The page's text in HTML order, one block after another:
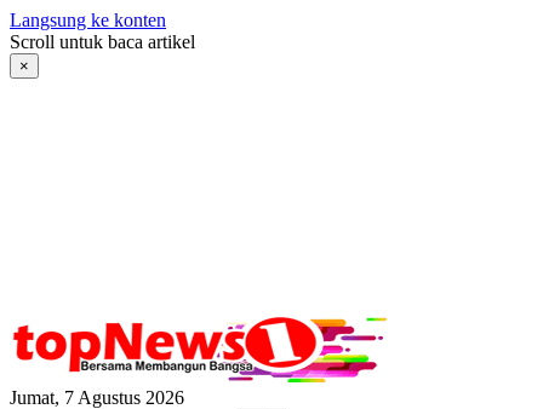
Langsung ke konten
Scroll untuk baca artikel
×
Jumat, 7 Agustus 2026